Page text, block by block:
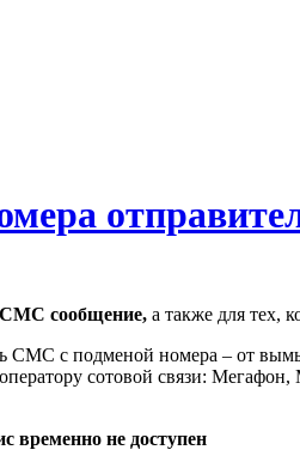
СМС сообщение, а также для тех,
с подменой номера – от
сотовой связи:
временно не доступен